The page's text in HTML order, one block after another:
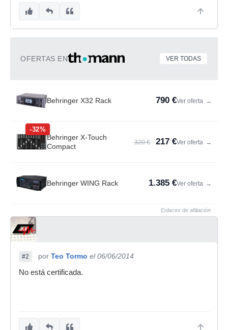
OFERTAS EN VER TODAS
Behringer X32 Rack 790 €Ver oferta →
-32%
Behringer X-Touch
Compact
320 € 217 €Ver oferta →
Behringer WING Rack 1.385 €Ver oferta →
Enlaces de afiliación
#2 por Teo Tormo el 06/06/2014
No está certificada.